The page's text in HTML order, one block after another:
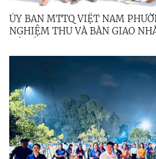
ỦY BAN MTTQ VIỆT NAM
NGHIỆM THU VÀ BÀN GIAO